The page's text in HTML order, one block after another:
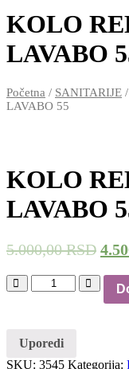
LAVABOI
WC
TASTERI
KOLO
LAVABO
Početna / SANITARIJE /
LAVABO 55
KOLO
LAVABO
5.000,00RSD
Uporedi
SKU: 3545 Kategorija: